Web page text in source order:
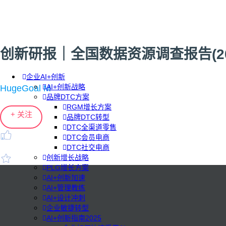
企业AI+创新
AI+创新战略
品牌DTC方案
RGM增长方案
品牌DTC转型
DTC全渠道零售
DTC会员电商
DTC社交电商
创新增长战略
PLG增长方案
AI+创新加速
AI+管理教练
AI+设计冲刺
企业敏捷转型
AI+创新指南2025
创新研报｜全国数据资源调查报告
HugeGoal M
+ 关注